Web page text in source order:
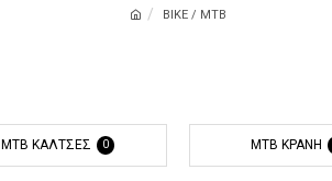
BIKE / MTB
MTB ΚΆΛΤΣΕΣ 0 MTB ΚΡΆΝΗ